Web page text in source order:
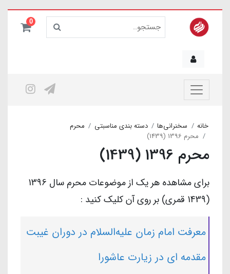
0
خانه سخنرانی‌ها دسته بندی مناسبتی
محرم
محرم 1396 (1439)
محرم 1396 (1439)
برای مشاهده هر یک از موضوعات محرم سال 1396
(1439 قمری) بر روی آن کلیک کنید :
معرفت امام زمان علیه‌السلام در دوران غیبت
مقدمه ای در زیارت عاشورا